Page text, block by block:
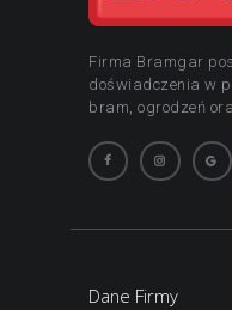
Firma Bramgar
doświadczenia w
bram, ogrodzeń
Dane Firmy